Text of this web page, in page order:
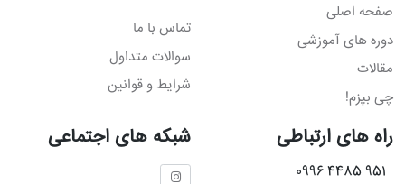
صفحه اصلی
دوره های آموزشی
مقالات
چی بپزم!
تماس با ما
سوالات متداول
شرایط و قوانین
راه های ارتباطی
951 4485 0996
شبکه های اجتماعی